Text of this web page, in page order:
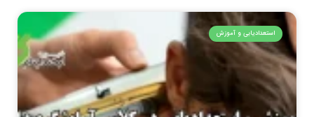
استعدادیابی و آموزش